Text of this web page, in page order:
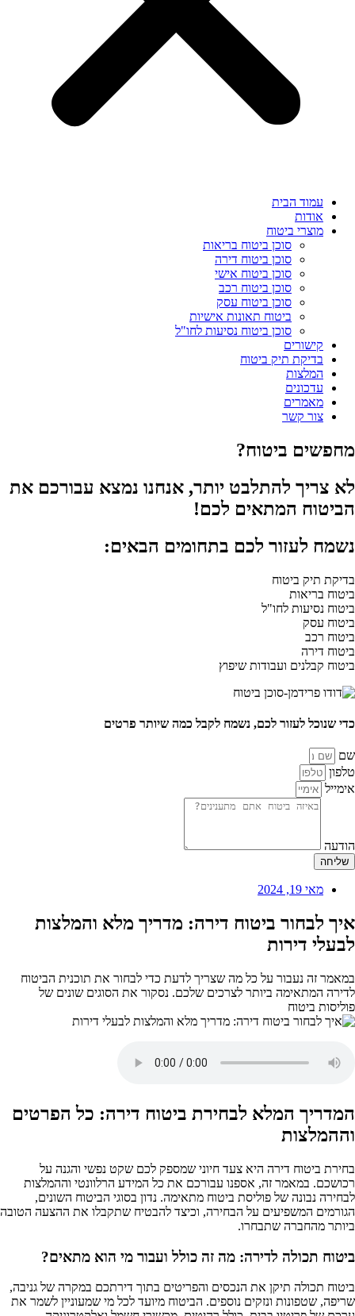
עמוד הבית
אודות
מוצרי ביטוח
סוכן ביטוח בריאות
סוכן ביטוח דירה
סוכן ביטוח אישי
סוכן ביטוח רכב
סוכן ביטוח עסק
ביטוח תאונות אישיות
סוכן ביטוח נסיעות לחו"ל
קישורים
בדיקת תיק ביטוח
המלצות
עדכונים
מאמרים
צור קשר
מחפשים ביטוח?
לא צריך להתלבט יותר, אנחנו נמצא עבורכם את
הביטוח המתאים לכם!
נשמח לעזור לכם בתחומים הבאים:
בדיקת תיק ביטוח
ביטוח בריאות
ביטוח נסיעות לחו"ל
ביטוח עסק
ביטוח רכב
ביטוח דירה
ביטוח קבלנים ועבודות שיפוץ
כדי שנוכל לעזור לכם, נשמח לקבל כמה שיותר פרטים
שם
טלפון
אימייל
הודעה
שליחה
מאי 19, 2024
איך לבחור ביטוח דירה: מדריך מלא והמלצות
לבעלי דירות
במאמר זה נעבור על כל מה שצריך לדעת כדי לבחור את תוכנית הביטוח
לדירה המתאימה ביותר לצרכים שלכם. נסקור את הסוגים שונים של
פוליסות ביטוח
המדריך המלא לבחירת ביטוח דירה: כל הפרטים
וההמלצות
בחירת ביטוח דירה היא צעד חיוני שמספק לכם שקט נפשי והגנה על
רכושכם. במאמר זה, אספנו עבורכם את כל המידע הרלוונטי וההמלצות
לבחירה נבונה של פוליסת ביטוח מתאימה. נדון בסוגי הביטוח השונים,
הגורמים המשפיעים על הבחירה, וכיצד להבטיח שתקבלו את ההצעה הטובה
ביותר מהחברה שתבחרו.
ביטוח תכולה לדירה: מה זה כולל ועבור מי הוא מתאים?
ביטוח תכולה תיקן את הנכסים והפריטים בתוך דירתכם במקרה של גניבה,
שריפה, שטפונות ונזקים נוספים. הביטוח מיועד לכל מי שמעוניין לשמר את